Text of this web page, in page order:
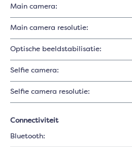
Main camera:
Main camera resolutie:
Optische beeldstabilisatie:
Selfie camera:
Selfie camera resolutie:
Connectiviteit
Bluetooth: